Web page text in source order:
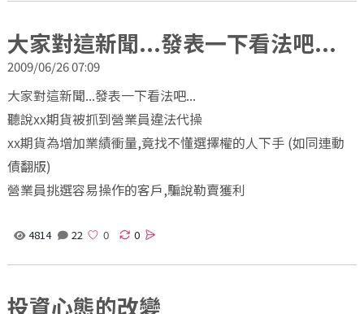
大家對這新聞...發表一下看法吧...
2009/06/26 07:09
大家對這新聞...發表一下看法吧...
聽說xx期貨被抓到營業員違法代操
xx期貨為增加業績衝量,竟找不懂選擇權的人下手 (如同連動
債翻版)
營業員挑選容易操作的客戶,騙說勒賣獲利
4814 22 0
投資心態的改變